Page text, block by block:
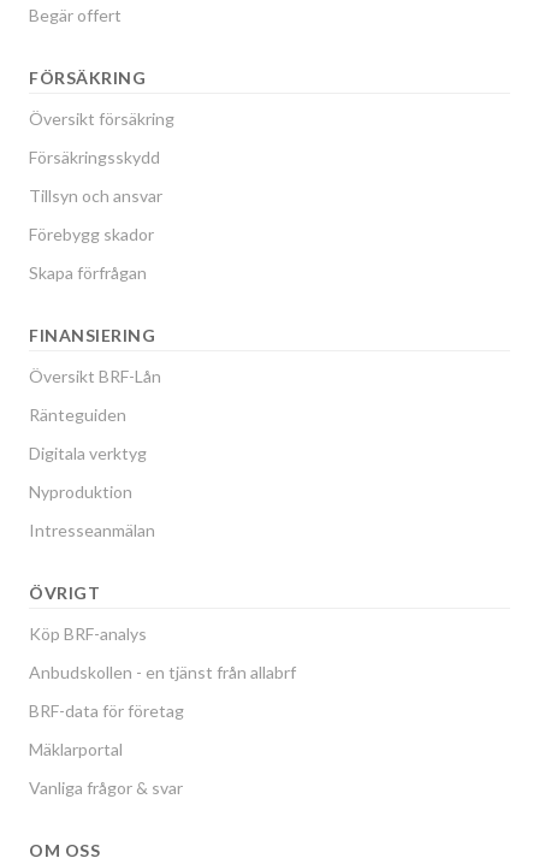
Begär offert
FÖRSÄKRING
Översikt försäkring
Försäkringsskydd
Tillsyn och ansvar
Förebygg skador
Skapa förfrågan
FINANSIERING
Översikt BRF-Lån
Ränteguiden
Digitala verktyg
Nyproduktion
Intresseanmälan
ÖVRIGT
Köp BRF-analys
Anbudskollen - en tjänst från allabrf
BRF-data för företag
Mäklarportal
Vanliga frågor & svar
OM OSS